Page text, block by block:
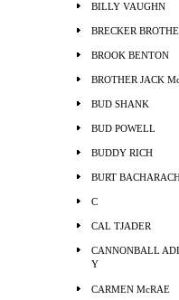
BILLY VAUGHN
BRECKER
BROOK BENTON
BROTHER JACK
BUD SHANK
BUD POWELL
BUDDY RICH
BURT
C
CAL TJADER
CANNONBALL
Y
CARMEN McRAE